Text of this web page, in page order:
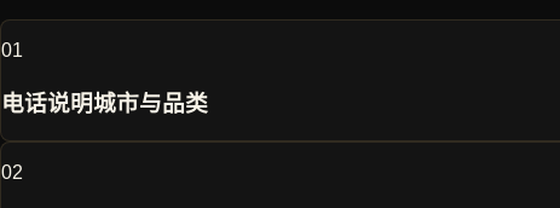
01
电话说明城市与品类
02